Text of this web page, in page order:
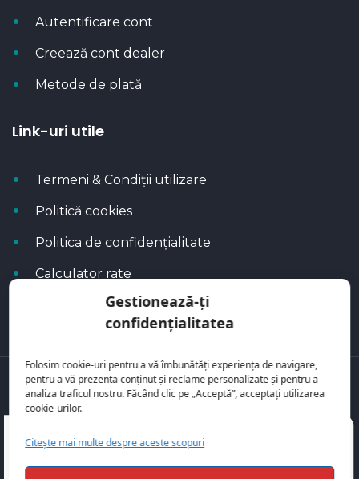
Gestionează-ți
confidențialitatea
Folosim cookie-uri pentru a vă îmbunătăți experiența de navigare,
pentru a vă prezenta conținut și reclame personalizate și pentru a
analiza traficul nostru. Făcând clic pe „Acceptă”, acceptați utilizarea
cookie-urilor.
Citește mai multe despre aceste scopuri
Autentificare cont
Creează cont dealer
Metode de plată
Link-uri utile
Termeni & Condiții utilizare
Politică cookies
Politica de confidențialitate
Calculator rate
Blog Autoflux
Toate mașinile se regăsesc peAutoFlux